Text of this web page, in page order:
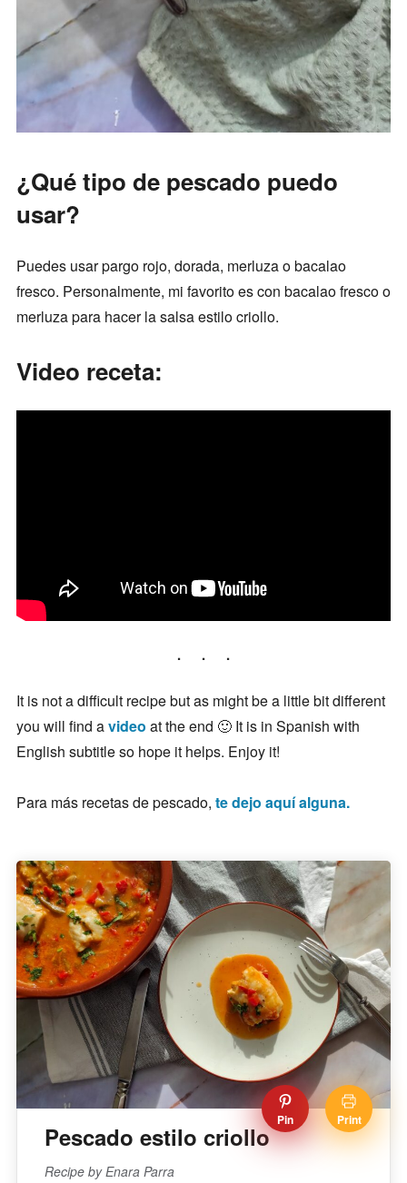
¿Qué tipo de pescado puedo
usar?
Puedes usar pargo rojo, dorada, merluza o bacalao
fresco. Personalmente, mi favorito es con bacalao fresco o
merluza para hacer la salsa estilo criollo.
Video receta:
It is not a difficult recipe but as might be a little bit different
you will find avideo at the end 🙂 It is in Spanish with
English subtitle so hope it helps. Enjoy it!
Para más recetas de pescado, te dejo aquí alguna.
Pin Print
Pescado estilo criollo
Recipe by Enara Parra